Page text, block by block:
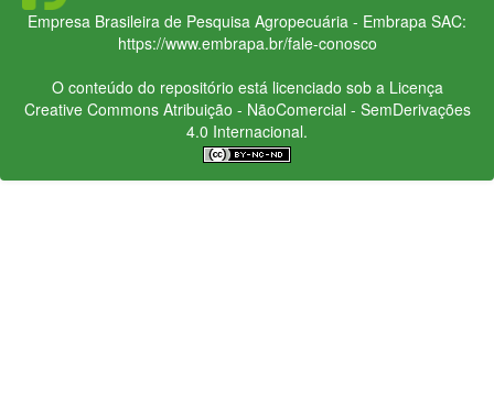
Empresa Brasileira de Pesquisa Agropecuária - Embrapa SAC:
https://www.embrapa.br/fale-conosco
O conteúdo do repositório está licenciado sob a Licença
Creative CommonsAtribuição - NãoComercial - SemDerivações
4.0 Internacional.